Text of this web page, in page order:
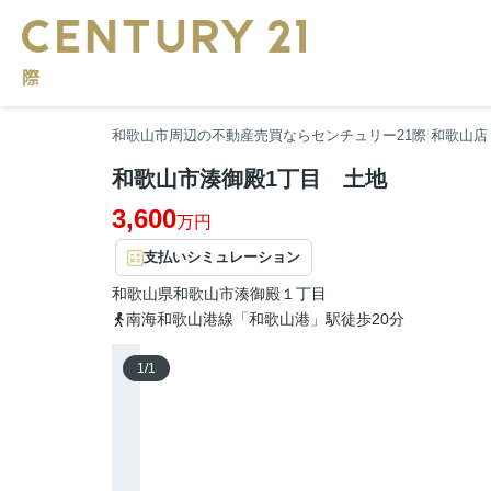
和歌山市周辺の不動産売買ならセンチュリー21際 和歌山店
和歌山市湊御殿1丁目 土地
3,600万円
支払いシミュレーション
和歌山県和歌山市湊御殿 １丁目
南海和歌山港線「和歌山港」駅徒歩20分
1/1